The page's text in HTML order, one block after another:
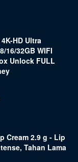
HD Ultra
16/32GB WIFI
Unlock FULL
Cream 2.9 g - Lip
Tahan Lama